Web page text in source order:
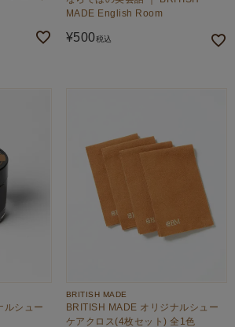
MADE English Room
¥500税込
ルシュー
BRITISH MADE
BRITISH MADE オリジナルシュー
ケアクロス(4枚セット) 全1色